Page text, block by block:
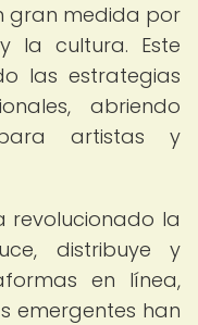
gran medida por
la cultura. Este
las estrategias
abriendo
artistas y
revolucionado la
distribuye y
en línea,
emergentes han